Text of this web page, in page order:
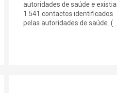
autoridades de saúde e
1.541 contactos identificados
pelas autoridades de saúde.